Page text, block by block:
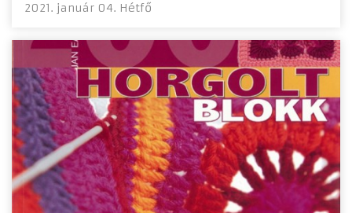
2021. január 04. Hétfő